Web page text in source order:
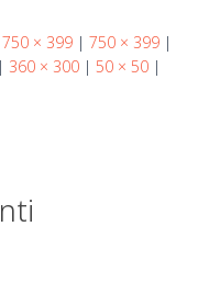
750 × 399 | 750 × 399 |
| 360 × 300 | 50 × 50 |